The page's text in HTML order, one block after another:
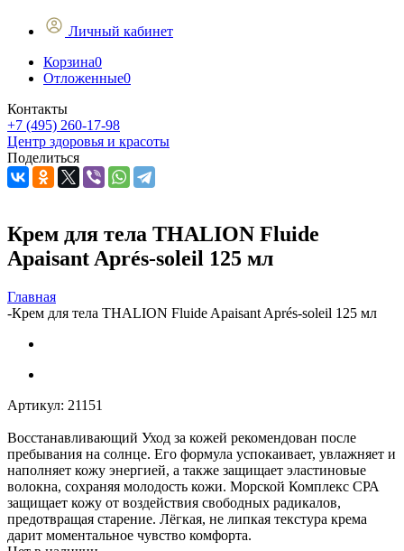
Личный кабинет
Корзина0
Отложенные0
Контакты
+7 (495) 260-17-98
Центр здоровья и красоты
Поделиться
Крем для тела THALION Fluide
Apaisant Aprés-soleil 125 мл
Главная
-Крем для тела THALION Fluide Apaisant Aprés-soleil 125 мл
Артикул: 21151
Восстанавливающий Уход за кожей рекомендован после
пребывания на солнце. Его формула успокаивает, увлажняет и
наполняет кожу энергией, а также защищает эластиновые
волокна, сохраняя молодость кожи. Морской Комплекс СРА
защищает кожу от воздействия свободных радикалов,
предотвращая старение. Лёгкая, не липкая текстура крема
дарит моментальное чувство комфорта.